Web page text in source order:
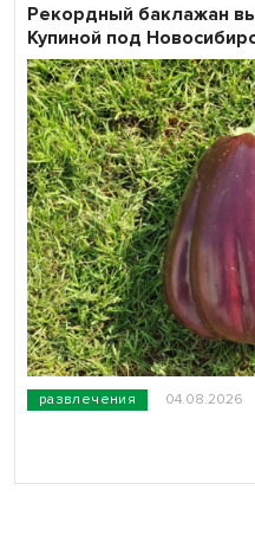
развлечения 04.08.2026
Рекордный баклажан
Купиной под